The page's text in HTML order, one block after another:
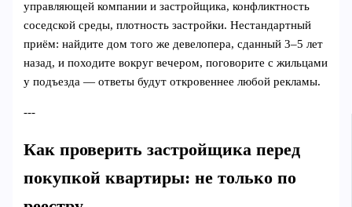
управляющей компании и застройщика, конфликтность
соседской среды, плотность застройки. Нестандартный
приём: найдите дом того же девелопера, сданный 3–5 лет
назад, и походите вокруг вечером, поговорите с жильцами
у подъезда — ответы будут откровеннее любой рекламы.
---
Как проверить застройщика перед
покупкой квартиры: не только по